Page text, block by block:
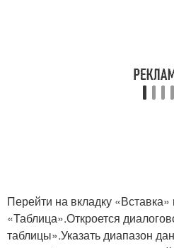
Перейти на вкладку
«Таблица».Откроется
таблицы».Указать диапазон